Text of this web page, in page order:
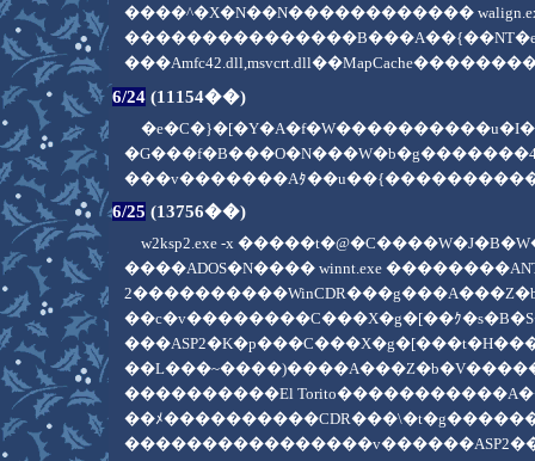
����^�X�N��N������������
6/24 (11154��)
���v�������Aﾀ
6/25 (13756��)
w2ksp2.exe -x
����ADOS�N���� winnt.exe
��c�v��������C���X�g�[��ｸ
����������El
��ﾒ